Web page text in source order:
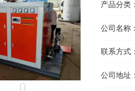
产品分类
公司名称
联系方式
公司地址